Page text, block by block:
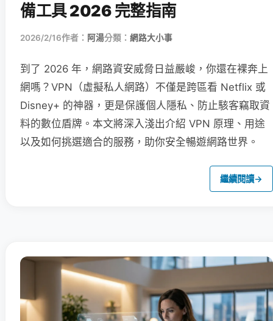
備工具 2026 完整指南
2026/2/16作者： 阿湯分類： 網路大小事
到了 2026 年，網路資安威脅日益嚴峻，你還在裸奔上
網嗎？VPN（虛擬私人網路）不僅是跨區看 Netflix 或
Disney+ 的神器，更是保護個人隱私、防止駭客竊取資
料的數位盾牌。本文將深入淺出介紹 VPN 原理、用途
以及如何挑選適合的服務，助你安全暢遊網路世界。
繼續閱讀→